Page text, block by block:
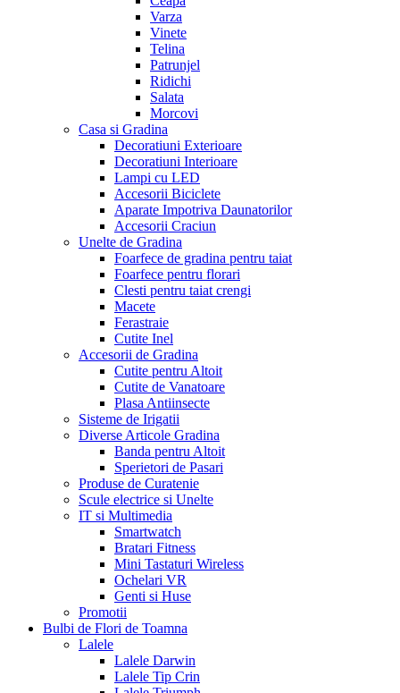
Varza
Vinete
Telina
Patrunjel
Ridichi
Salata
Morcovi
Casa si Gradina
Decoratiuni Exterioare
Decoratiuni Interioare
Lampi cu LED
Accesorii Biciclete
Aparate Impotriva Daunatorilor
Accesorii Craciun
Unelte de Gradina
Foarfece de gradina pentru taiat
Foarfece pentru florari
Clesti pentru taiat crengi
Macete
Ferastraie
Cutite Inel
Accesorii de Gradina
Cutite pentru Altoit
Cutite de Vanatoare
Plasa Antiinsecte
Sisteme de Irigatii
Diverse Articole Gradina
Banda pentru Altoit
Sperietori de Pasari
Produse de Curatenie
Scule electrice si Unelte
IT si Multimedia
Smartwatch
Bratari Fitness
Mini Tastaturi Wireless
Ochelari VR
Genti si Huse
Promotii
Bulbi de Flori de Toamna
Lalele
Lalele Darwin
Lalele Tip Crin